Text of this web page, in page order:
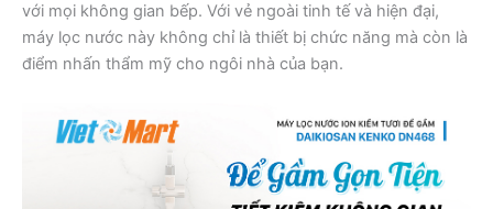
với mọi không gian bếp. Với vẻ ngoài tinh tế và hiện đại,
máy lọc nước này không chỉ là thiết bị chức năng mà còn là
điểm nhấn thẩm mỹ cho ngôi nhà của bạn.